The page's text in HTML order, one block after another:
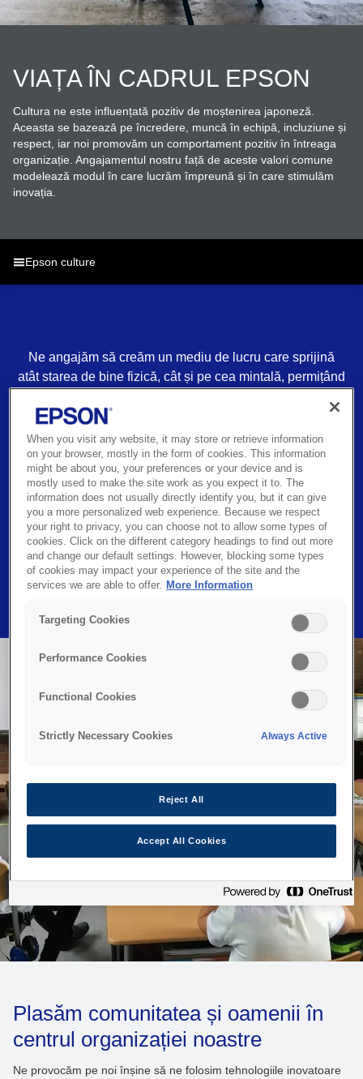
VIAȚA ÎN CADRUL EPSON
Cultura ne este influențată pozitiv de moștenirea japoneză.
Aceasta se bazează pe încredere, muncă în echipă, incluziune și
respect, iar noi promovăm un comportament pozitiv în întreaga
organizație. Angajamentul nostru față de aceste valori comune
modelează modul în care lucrăm împreună și în care stimulăm
inovația.
Epson culture
Ne angajăm să creăm un mediu de lucru care sprijină
atât starea de bine fizică, cât și pe cea mintală, permițând
Dedicarea noastră pentru o cultură sănătoasă la locul de
muncă asigură faptul că fiecare poate crește alături de
companie, ceea ce conduce la un succes comun pentru
toți. Cu o moștenire japoneză de peste 80 de ani, avem
un respect profund pentru oameni și planetă, ceea ce ne
determină să ne concentrăm asupra sustenabilității și a
responsabilității noastre de a promova un loc de muncă
care oferă susținere și promovează incluziunea pentru
toată lumea.
Plasăm comunitatea și oamenii în
centrul organizației noastre
Ne provocăm pe noi înșine să ne folosim tehnologiile inovatoare
When you visit any website, it may store or retrieve information
on your browser, mostly in the form of cookies. This information
might be about you, your preferences or your device and is
mostly used to make the site work as you expect it to. The
information does not usually directly identify you, but it can give
you a more personalized web experience. Because we respect
your right to privacy, you can choose not to allow some types of
cookies. Click on the different category headings to find out more
and change our default settings. However, blocking some types
of cookies may impact your experience of the site and the
services we are able to offer. More Information
Targeting Cookies
Performance Cookies
Functional Cookies
Strictly Necessary Cookies Always Active
Reject All
Accept All Cookies